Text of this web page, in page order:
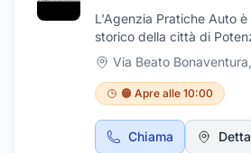
L'Agenzia Pratiche Auto
storico della città di
e svolge diversi servizi
settore automobilistico,
passaggi di proprietà,
moto e ciclomotori,
associazioni ACI,
Motorizzazione Civile, per
Via Beato
🟠 Apre alle 10:00
Chiama